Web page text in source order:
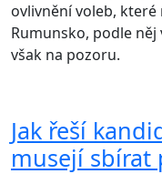
ovlivnění voleb,
Rumunsko, podle něj
však na pozoru.
Jak řeší
musejí sbírat